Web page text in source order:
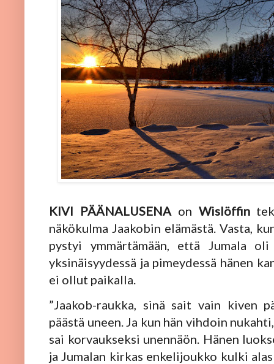
KIVI PÄÄNALUSENAon Wislöffin
näkökulma Jaakobin elämästä. Vasta,
pystyi ymmärtämään, että Jumala
yksinäisyydessä ja pimeydessä hänen
ei ollut paikalla.
”Jaakob-raukka, sinä sait vain kiven
päästä uneen. Ja kun hän vihdoin
sai korvaukseksi unennäön. Hänen
ja Jumalan kirkas enkelijoukko kulki